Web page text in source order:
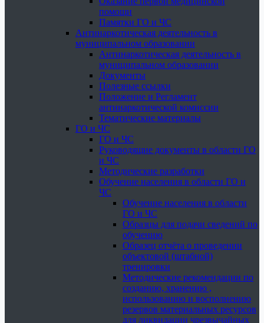
помощи
Памятки ГО и ЧС
Антинаркотическая деятельность в
муниципальном образовании
Антинаркотическая деятельность в
муниципальном образовании
Документы
Полезные ссылки
Положение и Регламент
антинаркотической комиссии
Тематические материалы
ГО и ЧС
ГО и ЧС
Руководящие документы в области ГО
и ЧС
Методические разработки
Обучение населения в области ГО и
ЧС
Обучение населения в области
ГО и ЧС
Образцы для подачи сведений по
обучению
Образец отчёта о проведении
объектовой (штабной)
тренировки
Методические рекомендации по
созданию, хранению ,
использованию и восполнению
резервов материальных ресурсов
для ликвидации чрезвычайных